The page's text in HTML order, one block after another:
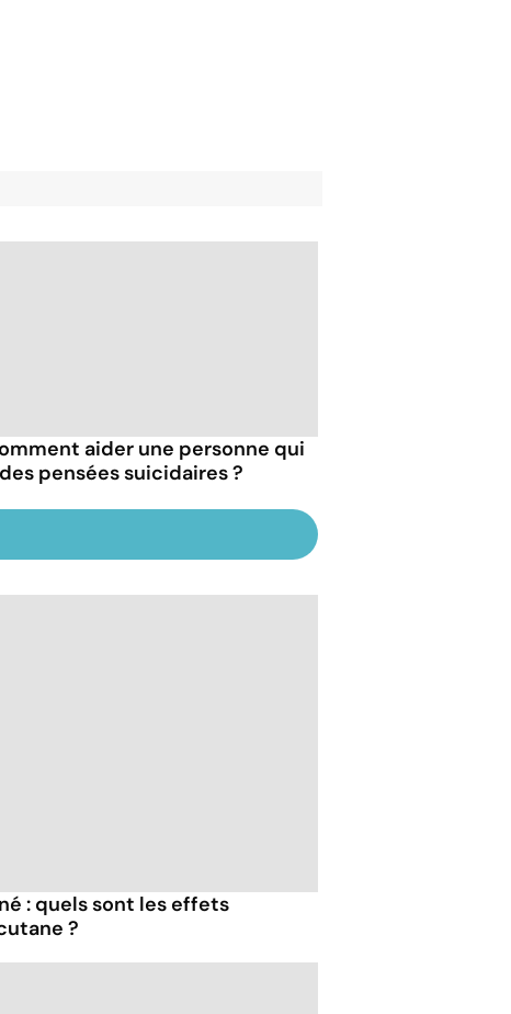
aider une personne qui
pensées suicidaires ?
: quels sont les effets
?